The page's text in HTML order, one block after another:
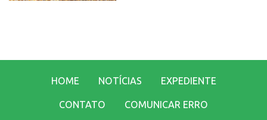
HOME NOTÍCIAS EXPEDIENTE
CONTATO COMUNICAR ERRO